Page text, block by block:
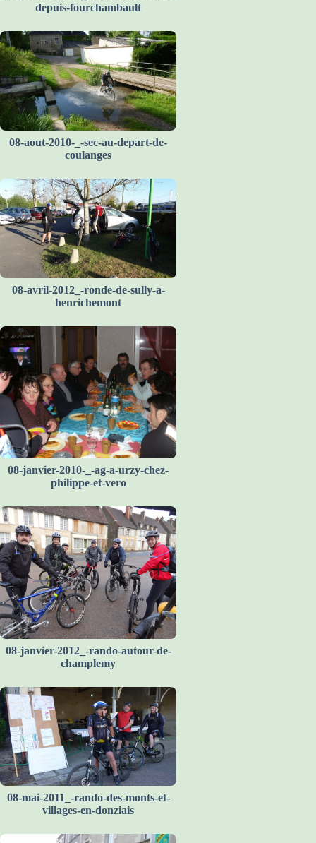
depuis-fourchambault
08-aout-2010-_-sec-au-depart-de-
coulanges
08-avril-2012_-ronde-de-sully-a-
henrichemont
08-janvier-2010-_-ag-a-urzy-chez-
philippe-et-vero
08-janvier-2012_-rando-autour-de-
champlemy
08-mai-2011_-rando-des-monts-et-
villages-en-donziais